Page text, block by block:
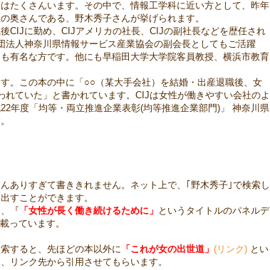
たくさんいます。その中で、情報工学科に近い方として、昨年
奥さんである、野木秀子さんが挙げられます。
CIJに勤め、CIJアメリカの社長、CIJの副社長などを歴任され
法人神奈川県情報サービス産業協会の副会長としてもご活躍
有名な方です。他にも早稲田大学大学院客員教授、横浜市教育
。この本の中に「○○（某大手会社）を結婚・出産退職後、女
ていた」と書かれています。CIJは女性が働きやすい会社のよ
年度「均等・両立推進企業表彰(均等推進企業部門)」 神奈川県
ありすぎて書ききれません。ネット上で、｢野木秀子｣で検索し
すことができます。
『 「女性が長く働き続けるために」 というタイトルのパネルデ
っています。
すると、先ほどの本以外に 「これが女の出世道」 (リンク) とい
リンク先から引用させてもらいます。